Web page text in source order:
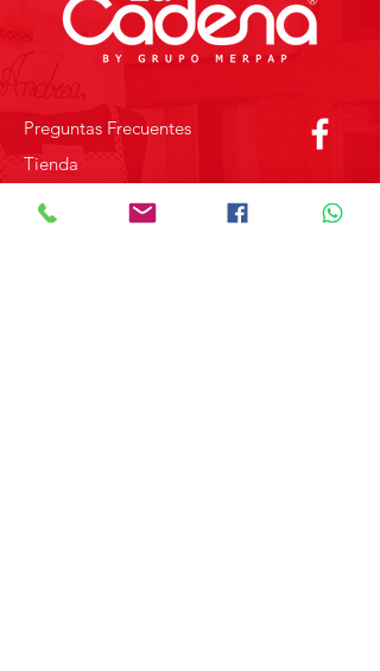
Preguntas Frecuentes
Tienda
Sobre Nosotros